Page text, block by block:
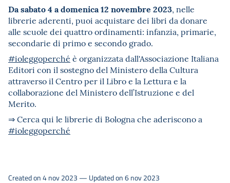
Da sabato 4 a domenica 12 novembre 2023, nelle
librerie aderenti, puoi acquistare dei libri da donare
alle scuole dei quattro ordinamenti: infanzia, primarie,
secondarie di primo e secondo grado.
#ioleggoperché è organizzata dall'Associazione Italiana
Editori con il sostegno del Ministero della Cultura
attraverso il Centro per il Libro e la Lettura e la
collaborazione del Ministero dell’Istruzione e del
Merito.
⇒ Cerca qui le librerie di Bologna che aderiscono a
#ioleggoperché
Created on 4 nov 2023 — Updated on 6 nov 2023